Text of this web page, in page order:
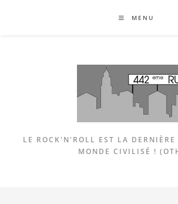
MENU
LE ROCK'N'ROLL EST LA DERNIÈRE
MONDE CIVILISÉ !